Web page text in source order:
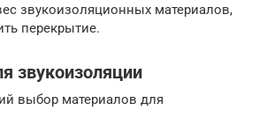
звукоизоляционных материалов,
перекрытие.
звукоизоляции
выбор материалов для